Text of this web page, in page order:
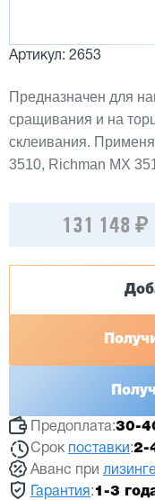
Артикул: 2653
Предназначен для
сращивания и на
склеивания.
3510, Richman MX
131 148 ₽
Предоплата:30-
Срок поставки :2-
Аванс при
Гарантия :1-3